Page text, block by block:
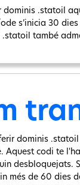
dominis .statoil
s’inicia 30
.statoil també
dominis .statoil
Aquest codi te
desbloquejats.
més de 60 dies